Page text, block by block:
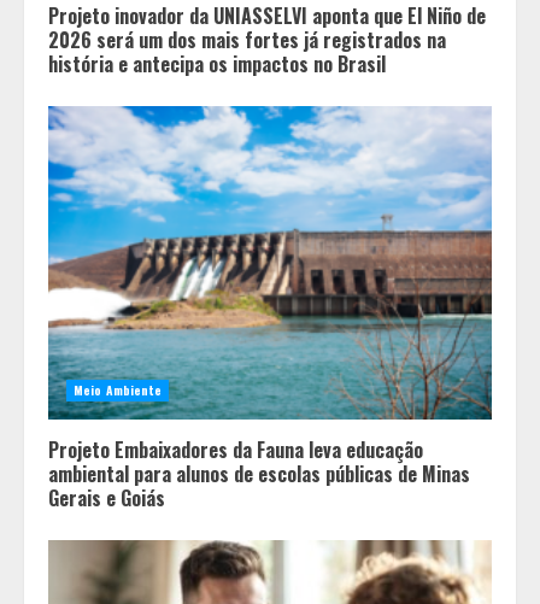
Projeto inovador da UNIASSELVI aponta que El Niño de
2026 será um dos mais fortes já registrados na
história e antecipa os impactos no Brasil
Meio Ambiente
Projeto Embaixadores da Fauna leva educação
ambiental para alunos de escolas públicas de Minas
Gerais e Goiás